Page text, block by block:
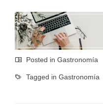
Posted in Gastronomía
Tagged in Gastronomía